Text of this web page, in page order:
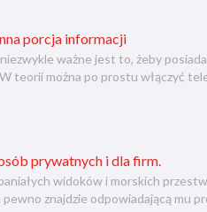
porcja informacji
ważne jest to, żeby
teorii można po prostu włączyć
prywatnych i dla firm.
widoków i morskich
znajdzie odpowiadającą mu